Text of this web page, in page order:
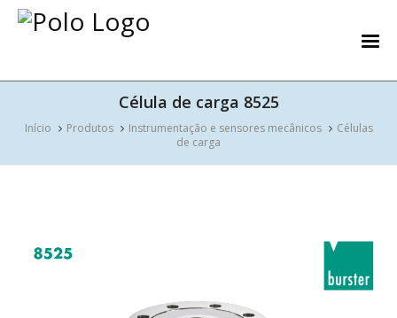
Célula de carga 8525
Início Produtos Instrumentação e sensores mecânicos
Células
de carga